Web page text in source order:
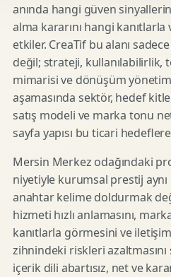
anında hangi güven
alma kararını hangi
etkiler. CreaTif bu alanı
değil; strateji, kullanılabilirlik,
mimarisi ve dönüşüm
aşamasında sektör, hedef
satış modeli ve marka tonu
sayfa yapısı bu ticari
Mersin Merkez odağındaki
niyetiyle kurumsal prestij
anahtar kelime doldurmak
hizmeti hızlı anlamasını,
kanıtlarla görmesini ve
zihnindeki riskleri
içerik dili abartısız, net ve